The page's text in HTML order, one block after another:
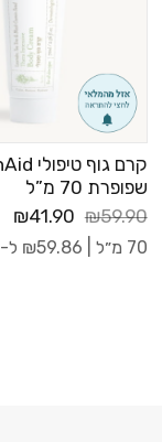
שפופרת 70 מ”ל
₪59.90
₪41.90
70 מ״ל | ₪59.86 ל- 100 מ"ל